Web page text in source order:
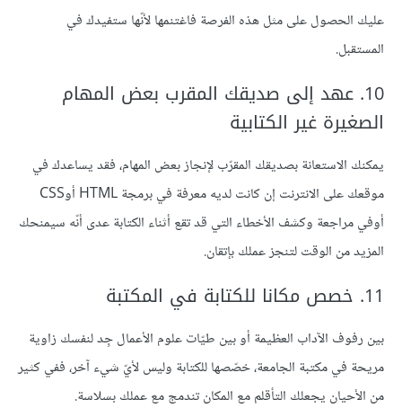
عليك الحصول على مثل هذه الفرصة فاغتنمها لأنّها ستفيدك في
المستقبل.
10. عهد إلى صديقك المقرب بعض المهام
الصغيرة غير الكتابية
يمكنك الاستعانة بصديقك المقرّب لإنجاز بعض المهام، فقد يساعدك في
موقعك على الانترنت إن كانت لديه معرفة في برمجة HTML أوCSS
أوفي مراجعة وكشف الأخطاء التي قد تقع أثناء الكتابة عدى أنّه سيمنحك
المزيد من الوقت لتنجز عملك بإتقان.
11. خصص مكانا للكتابة في المكتبة
بين رفوف الآداب العظيمة أو بين طيّات علوم الأعمال جِد لنفسك زاوية
مريحة في مكتبة الجامعة، خصّصها للكتابة وليس لأيّ شيء آخر، ففي كثير
من الأحيان يجعلك التأقلم مع المكان تندمج مع عملك بسلاسة.